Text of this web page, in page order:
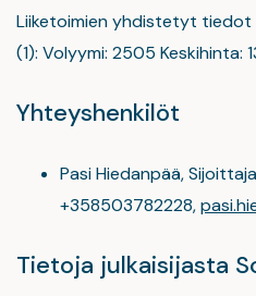
Liiketoimien yhdistetyt tiedot
(1): Volyymi: 2505 Keskihinta:
Yhteyshenkilöt
Pasi Hiedanpää,
+358503782228,
Tietoja julkaisijasta